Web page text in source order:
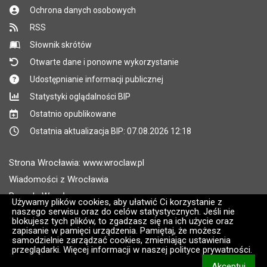
Używamy plików cookies, aby ułatwić Ci korzystanie z
naszego serwisu oraz do celów statystycznych. Jeśli nie
blokujesz tych plików, to zgadzasz się na ich użycie oraz
zapisanie w pamięci urządzenia. Pamiętaj, że możesz
samodzielnie zarządzać cookies, zmieniając ustawienia
przeglądarki. Więcej informacji w naszej polityce prywatności.
Ochrona danych osobowych
RSS
Słownik skrótów
Otwarte dane i ponowne wykorzystanie
Udostępnianie informacji publicznej
Statystyki oglądalności BIP
Ostatnio opublikowane
Ostatnia aktualizacja BIP: 07.08.2026 12:18
Strona Wrocławia: www.wroclaw.pl
Wiadomości z Wrocławia
Pogoda Wrocław
Rozkłady jazdy MPK Wrocław
Administratorem wroclaw.pl jest: ARAW
Wersja systemu: 2.8.30.09